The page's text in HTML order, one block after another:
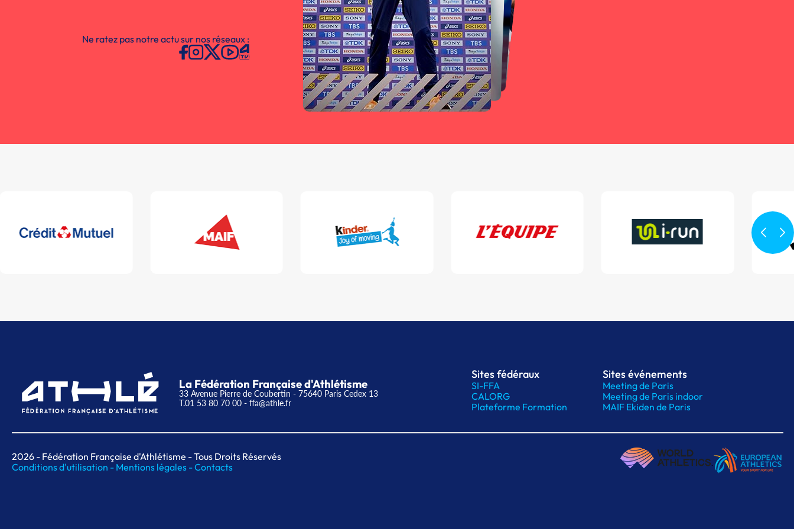
Ne ratez pas notre actu sur nos réseaux :
La Fédération Française d'Athlétisme
33 Avenue Pierre de Coubertin - 75640 Paris Cedex 13
T.01 53 80 70 00 - ffa@athle.fr
Sites fédéraux
SI-FFA
CALORG
Plateforme Formation
Sites événements
Meeting de Paris
Meeting de Paris indoor
MAIF Ekiden de Paris
2026 - Fédération Française d'Athlétisme - Tous Droits Réservés
Conditions d'utilisation - Mentions légales -Contacts